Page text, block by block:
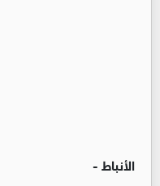
الأنباط -